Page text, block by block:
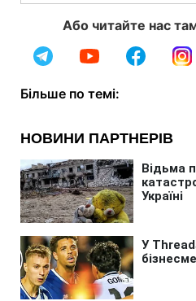
Або читайте нас
Більше по темі: